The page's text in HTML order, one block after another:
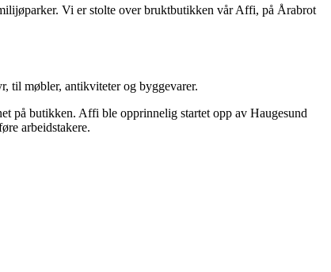
Vi er stolte over bruktbutikken vår Affi, på Årabrot
til møbler, antikviteter og byggevarer.
på butikken. Affi ble opprinnelig startet opp av Haugesund
arbeidstakere.